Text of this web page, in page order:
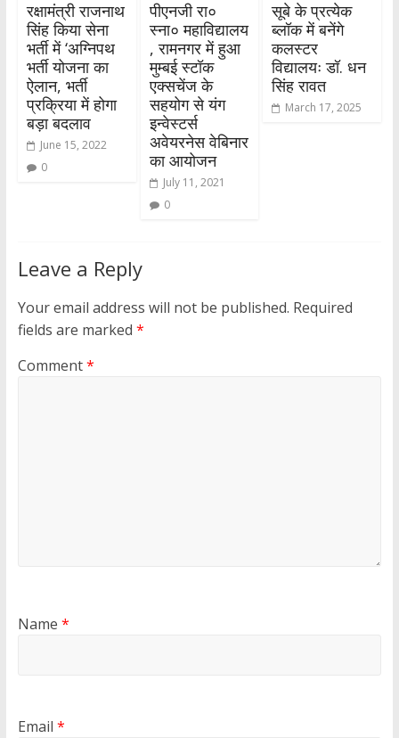
रक्षामंत्री राजनाथ
सिंह किया सेना
भर्ती में ‘अग्निपथ
भर्ती योजना का
ऐलान, भर्ती
प्रक्रिया में होगा
बड़ा बदलाव
June 15, 2022
0
पीएनजी रा०
स्ना० महाविद्यालय
, रामनगर में हुआ
मुम्बई स्टॉक
एक्सचेंज के
सहयोग से यंग
इन्वेस्टर्स
अवेयरनेस वेबिनार
का आयोजन
July 11, 2021
0
सूबे के प्रत्येक
ब्लॉक में बनेंगे
कलस्टर
विद्यालयः डॉ. धन
सिंह रावत
March 17, 2025
Leave a Reply
Your email address will not be published. Required
fields are marked *
Comment*
Name *
Email *